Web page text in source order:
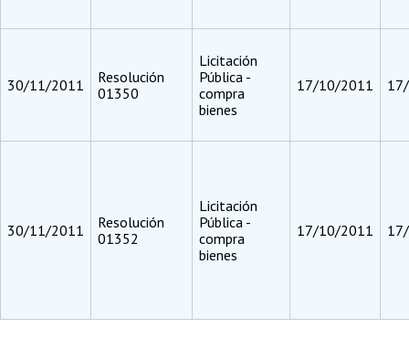
30/11/2011
Resolución
01350
Licitación
Pública -
compra
bienes
17/10/2011
30/11/2011
Resolución
01352
Licitación
Pública -
compra
bienes
17/10/2011